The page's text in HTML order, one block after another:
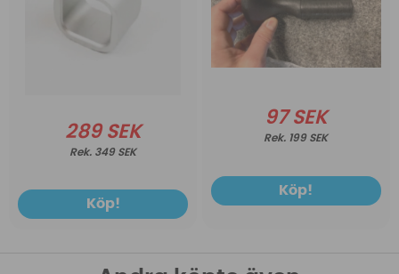
289 SEK
349 SEK
Köp!
97 SEK
199 SEK
Köp!